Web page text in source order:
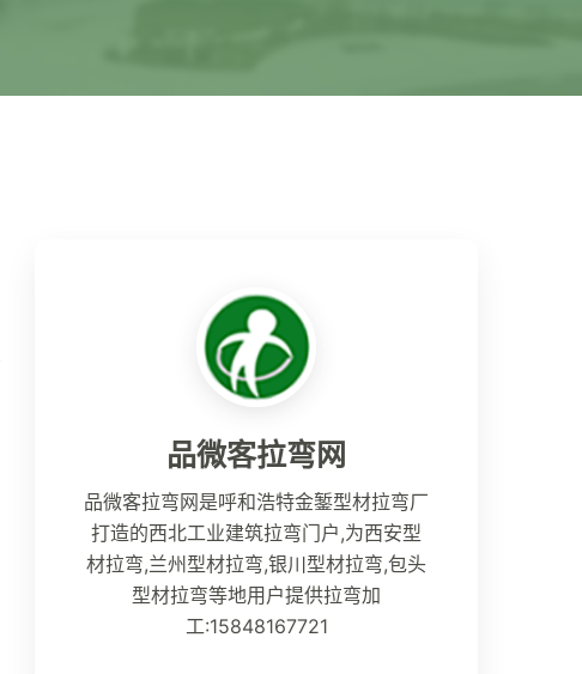
品微客拉弯网
品微客拉弯网是呼和浩特金錾型材拉弯厂
打造的西北工业建筑拉弯门户,为西安型
材拉弯,兰州型材拉弯,银川型材拉弯,包头
型材拉弯等地用户提供拉弯加
工:15848167721